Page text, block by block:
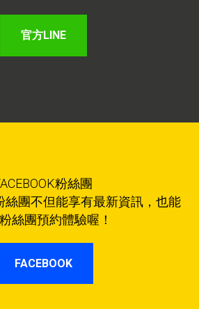
官方LINE
粉絲團
絲團不但能享有最新資訊，也能
絲團預約體驗喔！
FACEBOOK